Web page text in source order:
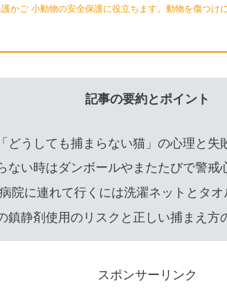
かご 小動物の安全保護に役立ちます。動物を傷つけ
記事の要約とポイント
どうしても捕まらない猫」の心理と失
ない時はダンボールやまたたびで警戒
院に連れて行くには洗濯ネットとタオ
鎮静剤使用のリスクと正しい捕まえ方
スポンサーリンク